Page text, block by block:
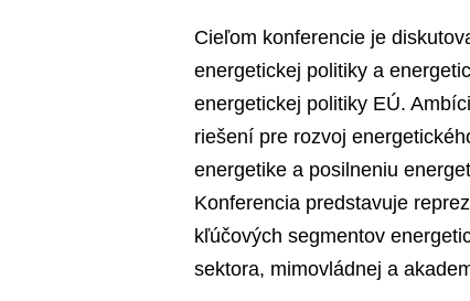
Cieľom konferencie je
energetickej politiky a
energetickej politiky EÚ.
riešení pre rozvoj
energetike a posilneniu
Konferencia predstavuje
kľúčových segmentov
sektora, mimovládnej a